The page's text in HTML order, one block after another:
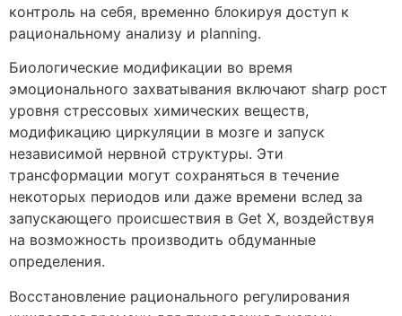
контроль на себя, временно блокируя доступ к
рациональному анализу и planning.
Биологические модификации во время
эмоционального захватывания включают sharp рост
уровня стрессовых химических веществ,
модификацию циркуляции в мозге и запуск
независимой нервной структуры. Эти
трансформации могут сохраняться в течение
некоторых периодов или даже времени вслед за
запускающего происшествия в Get X, воздействуя
на возможность производить обдуманные
определения.
Восстановление рационального регулирования